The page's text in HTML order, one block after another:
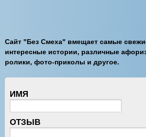
Сайт "Без Смеха" вмещает самые
интересные истории, различные
ролики, фото-приколы и другое.
ИМЯ
ОТЗЫВ